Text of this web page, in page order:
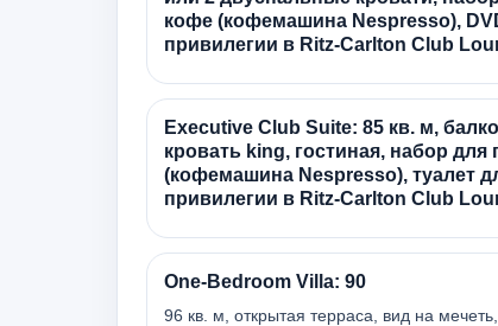
кофе (кофемашина Nespresso),
привилегии в Ritz-Carlton Club
Executive Club Suite: 85 кв. м,
кровать king, гостиная, набор
(кофемашина Nespresso), туалет
привилегии в Ritz-Carlton Club
One-Bedroom Villa: 90
96 кв. м, открытая терраса, вид на